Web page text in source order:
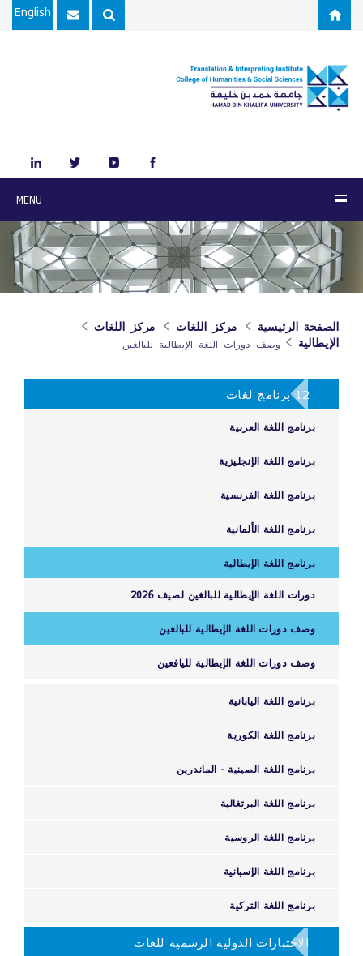
Skip to main content
English
MENU
الصفحة الرئيسية مركز اللغات
مركز اللغات
الإيطالية
وصف دورات اللغة الإيطالية للبالغين
12 برنامج لغات
برنامج اللغة العربية
برنامج اللغة الإنجليزية
برنامج اللغة الفرنسية
برنامج اللغة الألمانية
برنامج اللغة الإيطالية
دورات اللغة الإيطالية للبالغين لصيف 2026
وصف دورات اللغة الإيطالية للبالغين
وصف دورات اللغة الإيطالية لليافعين
برنامج اللغة اليابانية
برنامج اللغة الكورية
برنامج اللغة الصينية - الماندرين
برنامج اللغة البرتغالية
برنامج اللغة الروسية
برنامج اللغة الإسبانية
برنامج اللغة التركية
الاختبارات الدولية الرسمية للغات